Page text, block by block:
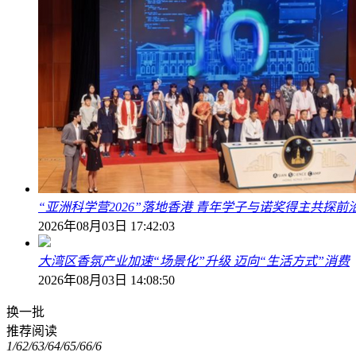
“亚洲科学营2026”落地香港 青年学子与诺奖得主共探前
2026年08月03日 17:42:03
大湾区香氛产业加速“场景化”升级 迈向“生活方式”消费
2026年08月03日 14:08:50
换一批
推荐阅读
1/62/63/64/65/66/6